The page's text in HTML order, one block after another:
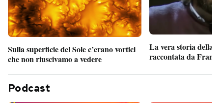
Sulla superficie del Sole c’erano vortici
che non riuscivamo a vedere
La vera storia della
raccontata da
Podcast